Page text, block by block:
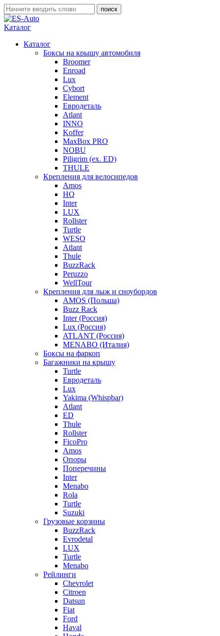
Каталог
Каталог
Боксы на крышу автомобиля
Broomer
Enroad
Lux
Cybort
Element
Евродеталь
Atlant
INNO
Koffer
MaxBox PRO
NOBU
Piligrim (ex. ED)
THULE
Крепления для велосипедов
Amos
HQ
Inter
LUX
Rollster
Turtle
WESO
Atlant
Thule
BuzzRack
Peruzzo
WellTour
Крепления для лыж и сноубордов
AMOS (Польша)
Buzz Rack
Inter (Россия)
Lux (Россия)
ATLANT (Россия)
MENABO (Италия)
Боксы на фаркоп
Багажники на крышу
Turtle
Евродеталь
Lux
Yakima (Whispbar)
Atlant
ED
Thule
Rollster
FicoPro
Amos
Опоры
Поперечины
Inter
Menabo
Rola
Turtle
Suzuki
Грузовые корзины
BuzzRack
Evrodetal
LUX
Turtle
Menabo
Рейлинги
Chevrolet
Citroen
Datsun
Fiat
Ford
Haval